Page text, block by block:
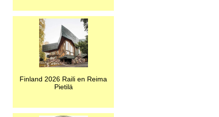
Finland 2026 Raili en Reima
Pietilä